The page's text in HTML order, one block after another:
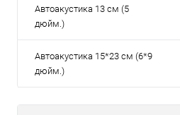
Автоакустика 13 см (5
дюйм.)
Автоакустика 15*23 см (6*9
дюйм.)